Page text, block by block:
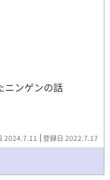
ニンゲンの話
2024.7.11 登録日 2022.7.17